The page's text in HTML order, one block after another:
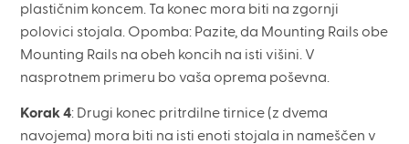
plastičnim koncem. Ta konec mora biti na zgornji
polovici stojala. Opomba: Pazite, da Mounting Rails obe
Mounting Rails na obeh koncih na isti višini. V
nasprotnem primeru bo vaša oprema poševna.
Korak 4: Drugi konec pritrdilne tirnice (z dvema
navojema) mora biti na isti enoti stojala in nameščen v